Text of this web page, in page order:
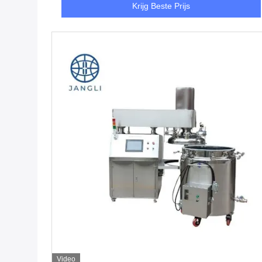
Krijg Beste Prijs
Video